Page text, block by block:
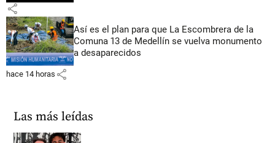
share
Así es el plan para que La Escombrera de la
Comuna 13 de Medellín se vuelva monumento
a desaparecidos
hace 14 horas share
Las más leídas